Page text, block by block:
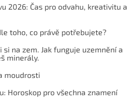
2026: Čas pro odvahu, kreativitu a
toho, co právě potřebujete?
na zem. Jak funguje uzemnění a
minerály.
moudrosti
Horoskop pro všechna znamení